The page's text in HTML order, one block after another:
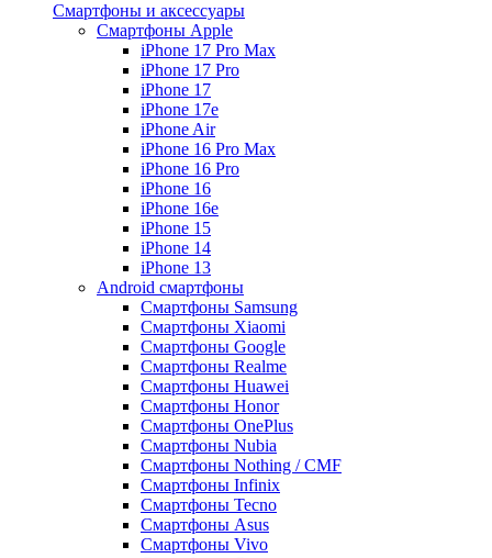
Смартфоны и аксессуары
Смартфоны Apple
iPhone 17 Pro Max
iPhone 17 Pro
iPhone 17
iPhone 17e
iPhone Air
iPhone 16 Pro Max
iPhone 16 Pro
iPhone 16
iPhone 16e
iPhone 15
iPhone 14
iPhone 13
Android cмартфоны
Смартфоны Samsung
Смартфоны Xiaomi
Смартфоны Google
Смартфоны Realme
Смартфоны Huawei
Смартфоны Honor
Смартфоны OnePlus
Смартфоны Nubia
Смартфоны Nothing / CMF
Смартфоны Infinix
Смартфоны Tecno
Смартфоны Asus
Смартфоны Vivo